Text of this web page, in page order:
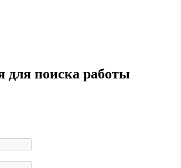
для поиска работы